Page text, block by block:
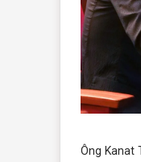
Ông Kanat